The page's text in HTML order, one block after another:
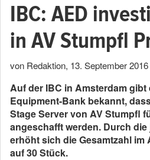
IBC: AED
in AV Stumpfl
von Redaktion, 13. September 2016
Auf der IBC in Amsterdam
Equipment-Bank bekannt,
Stage Server von AV Stumpfl
angeschafft werden. Durch
erhöht sich die Gesamtzahl im
auf 30 Stück.